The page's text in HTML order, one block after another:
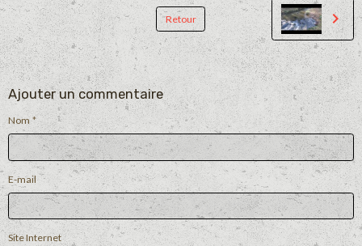
Retour
Ajouter un commentaire
Nom
E-mail
Site Internet